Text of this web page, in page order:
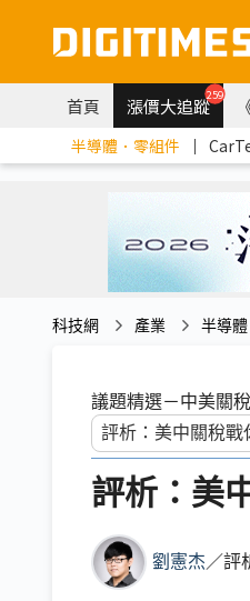
首頁 漲價大追蹤259
半導體．零組件 ｜
科技網 產業 半導
議題精選－中美關
評析：美
劉憲杰 ／評